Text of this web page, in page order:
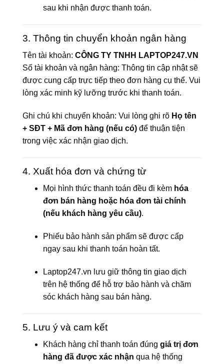
sau khi nhận được thanh toán.
3. Thông tin chuyển khoản ngân hàng
Tên tài khoản: CÔNG TY TNHH LAPTOP247.VN
Số tài khoản và ngân hàng: Thông tin cập nhật sẽ
được cung cấp trực tiếp theo đơn hàng cụ thể. Vui
lòng xác minh kỹ lưỡng trước khi thanh toán.
Ghi chú khi chuyển khoản: Vui lòng ghi rõ Họ tên
+ SĐT + Mã đơn hàng (nếu có) để thuận tiện
trong việc xác nhận giao dịch.
4. Xuất hóa đơn và chứng từ
Mọi hình thức thanh toán đều đi kèm hóa
đơn bán hàng hoặc hóa đơn tài chính
(nếu khách hàng yêu cầu).
Phiếu bảo hành sản phẩm sẽ được cấp
ngay sau khi thanh toán hoàn tất.
Laptop247.vn lưu giữ thông tin giao dịch
trên hệ thống để hỗ trợ bảo hành và chăm
sóc khách hàng sau bán hàng.
5. Lưu ý và cam kết
Khách hàng chỉ thanh toán đúng giá trị đơn
hàng đã được xác nhận qua hệ thống